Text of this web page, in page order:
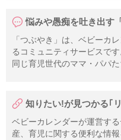
悩みや愚痴を吐き出す
「つぶやき」は、ベビーカ
るコミュニティサービスで
同じ育児世代のママ・パパ
知りたい!が見つかる｢
ベビーカレンダーが運営す
産、育児に関する便利な情